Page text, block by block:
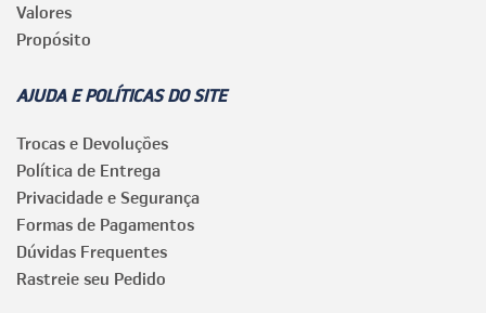
Valores
Propósito
AJUDA E POLÍTICAS DO SITE
Trocas e Devoluções
Política de Entrega
Privacidade e Segurança
Formas de Pagamentos
Dúvidas Frequentes
Rastreie seu Pedido